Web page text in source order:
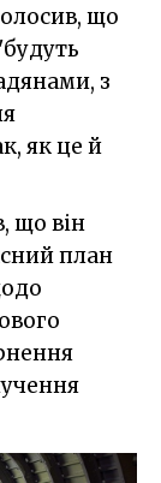
що
з
як це й
що він
план